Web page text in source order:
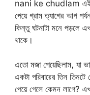
nani ke chudlam এই
পেয়ে গ্রাম ত্যাগের আগ
কিন্তু ঘটনাটা মনে পড়লে
থাকে।
এতো মজা পেয়েছিলাম, যা
একটা পরিবারের তিন
পেয়ে গেলে কেমন লাগে?